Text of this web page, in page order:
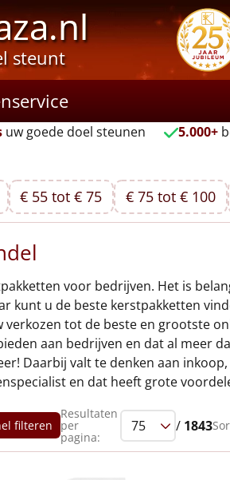
steunt
uw goede doel steunen 5.000+
€ 55 tot € 75 € 75 tot € 100
voor bedrijven. Het is
kunt u de beste kerstpakketten
tot de beste en grootste
aan bedrijven en dat al meer
Daarbij valt te denken aan
en dat heeft grote
filteren
Resultaten
per
pagina:
/ 1843